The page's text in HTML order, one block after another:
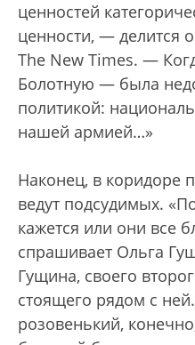
ценностей
ценности, — делится
The New Times. —
Болотную — была
политикой:
нашей армией…»
Наконец, в коридоре
ведут подсудимых.
кажется или они все
спрашивает Ольга
Гущина, своего
стоящего рядом с
розовенький,